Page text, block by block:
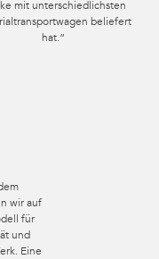
mit unterschiedlichsten
beliefert
hat.“
wir auf
für
und
Eine